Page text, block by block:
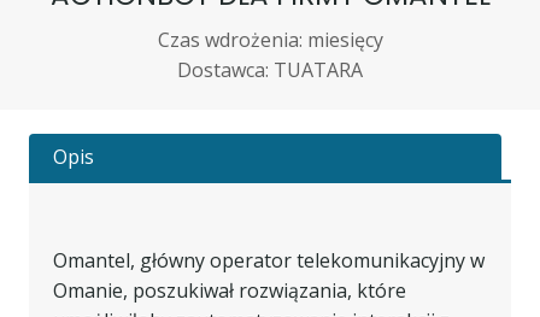
Czas wdrożenia: miesięcy
Dostawca: TUATARA
Opis
Omantel, główny operator telekomunikacyjny w
Omanie, poszukiwał rozwiązania, które